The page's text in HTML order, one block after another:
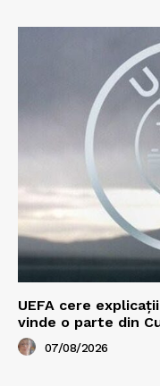
UEFA cere
vinde o parte din
07/08/2026